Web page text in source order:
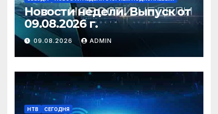
Новости недели. Выпуск от
09.08.2026 г.
09.08.2026 ADMIN
НТВ СЕГОДНЯ